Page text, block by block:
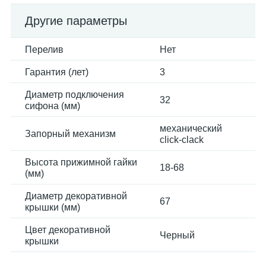
Другие параметры
Перелив Нет
Гарантия (лет) 3
Диаметр подключения
сифона (мм)
32
Запорный механизм
механический
click-clack
Высота прижимной гайки
(мм)
18-68
Диаметр декоративной
крышки (мм)
67
Цвет декоративной
крышки
Черный